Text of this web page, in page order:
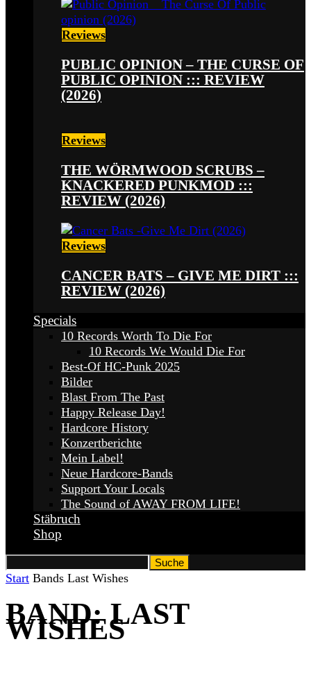
Reviews
PUBLIC OPINION – THE CURSE OF
PUBLIC OPINION ::: REVIEW
(2026)
Reviews
THE WÖRMWOOD SCRUBS –
KNACKERED PUNKMOD :::
REVIEW (2026)
Reviews
CANCER BATS – GIVE ME DIRT :::
REVIEW (2026)
Specials
10 Records Worth To Die For
10 Records We Would Die For
Best-Of HC-Punk 2025
Bilder
Blast From The Past
Happy Release Day!
Hardcore History
Konzertberichte
Mein Label!
Neue Hardcore-Bands
Support Your Locals
The Sound of AWAY FROM LIFE!
Stäbruch
Shop
Start Bands Last Wishes
BAND: LAST
WISHES